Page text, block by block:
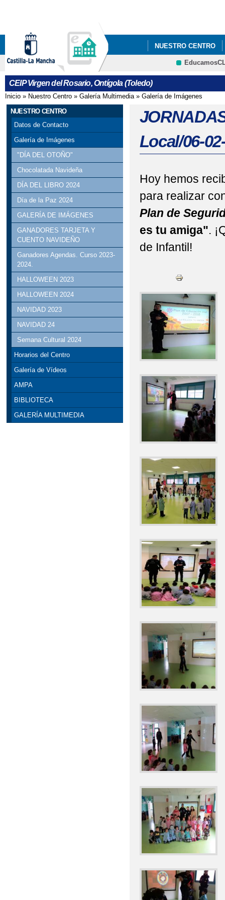
NUESTRO CENTRO
INFÓRMATE
CEIP Virgen del Rosario, Ontígola (Toledo)
Se encuentra usted aquí
Inicio » Nuestro Centro » Galería Multimedia» Galería de Imágenes
NUESTRO CENTRO
Datos de Contacto
Galería de Imágenes
"DÍA DEL OTOÑO"
Chocolatada Navideña
DÍA DEL LIBRO 2024
Día de la Paz 2024
GALERÍA DE IMÁGENES
GANADORES TARJETA Y
CUENTO NAVIDEÑO
Ganadores Agendas. Curso 2023-
2024.
HALLOWEEN 2023
HALLOWEEN 2024
NAVIDAD 2023
NAVIDAD 24
Semana Cultural 2024
Horarios del Centro
Galería de Vídeos
AMPA
BIBLIOTECA
GALERÍA MULTIMEDIA
Local/06-
Hoy hemos
para realizar
Plan de
es tu amiga".
de Infantil!